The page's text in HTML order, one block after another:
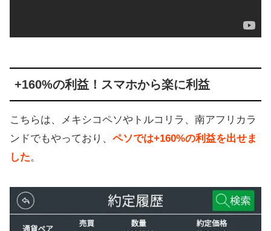
+160%の利益！スマホから楽に利益
こちらは、メキシコペソやトルコリラ、南アフリカラ
ンドでもやっており、 ペソでは+160%の利益を出せま
した。